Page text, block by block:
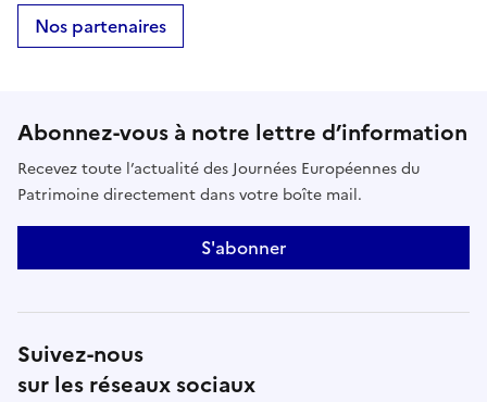
Nos partenaires
Abonnez-vous à notre lettre d’information
Recevez toute l’actualité des Journées Européennes du
Patrimoine directement dans votre boîte mail.
S'abonner
Suivez-nous
sur les réseaux sociaux